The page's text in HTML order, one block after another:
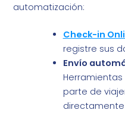
automatización:
Check-in
registre sus
Envío
parte de
directamente